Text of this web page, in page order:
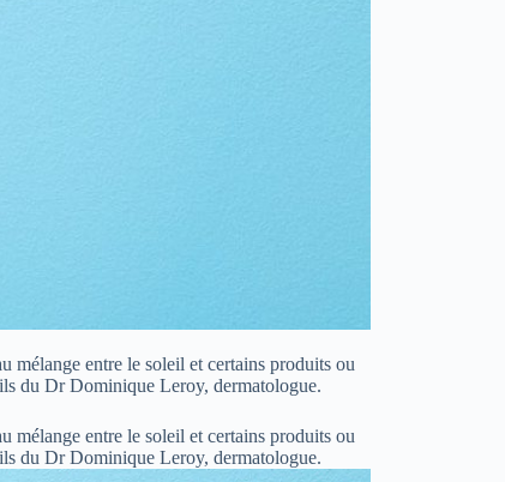
mélange entre le soleil et certains produits ou
du Dr Dominique Leroy, dermatologue.
mélange entre le soleil et certains produits ou
du Dr Dominique Leroy, dermatologue.